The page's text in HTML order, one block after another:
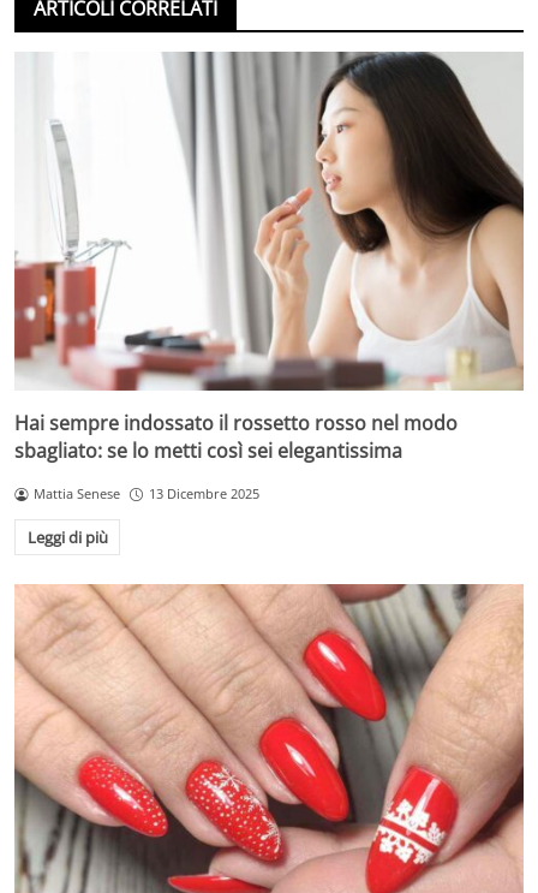
ARTICOLI CORRELATI
Hai sempre indossato il rossetto rosso nel modo
sbagliato: se lo metti così sei elegantissima
Mattia Senese 13 Dicembre 2025
Leggi di più